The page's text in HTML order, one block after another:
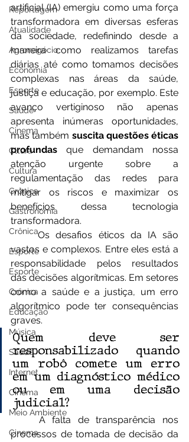
Reportagem
Atualidade
Agronegócio
Economia
Esporte
Saúde
Cinema
Cltura
Cultura
Crônica
Gastronomia
Crônica
Esporte
Esporte
Crônica
Educação
Música
Saúde
Internet
Cinema
Meio Ambiente
Cinema
artificial (IA) emergiu como uma força
transformadora em diversas esferas
da sociedade, redefinindo desde a
maneira como realizamos tarefas
diárias até como tomamos decisões
complexas nas áreas da saúde,
justiça e educação, por exemplo. Este
avanço vertiginoso não apenas
apresenta inúmeras oportunidades,
mas também suscita questões éticas
profundas que demandam nossa
atenção urgente sobre a
regulamentação das redes para
mitigar os riscos e maximizar os
benefícios dessa tecnologia
transformadora.
	Os desafios éticos da IA são
vastos e complexos. Entre eles está a
responsabilidade pelos resultados
das decisões algorítmicas. Em setores
como a saúde e a justiça, um erro
algorítmico pode ter consequências
graves.
Quem deve ser
responsabilizado quando
um robô comete um erro
em um diagnóstico médico
ou em uma decisão
judicial?
processos de tomada de decisão da